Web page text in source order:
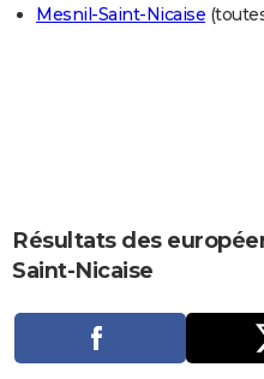
CARTE DE VOEUX
Carte de Noël
Carte Bonne année
Carte Saint-Valentin
Carte Pâques
Carte d'anniversaire
DICTIONNAIRE
Dictionnaire
Biographies
Expressions
Proverbes
PROGRAMME TV
Mesnil-Saint-Nicaise
Résultats des
Saint-Nicaise